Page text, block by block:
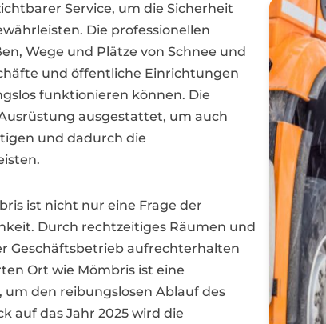
Service, um die Sicherheit
Die professionellen
Wege und Plätze von Schnee und
und öffentliche Einrichtungen
funktionieren können. Die
ausgestattet, um auch
und dadurch die
ist nicht nur eine Frage der
Durch rechtzeitiges Räumen und
Geschäftsbetrieb aufrechterhalten
Ort wie Mömbris ist eine
den reibungslosen Ablauf des
auf das Jahr 2025 wird die